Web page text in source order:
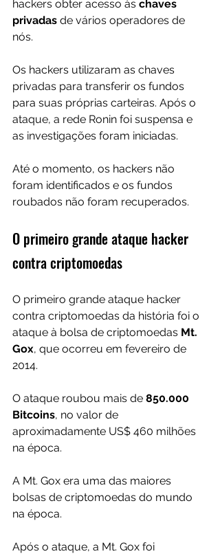
hackers obter acesso às chaves
privadas de vários operadores de
nós.
Os hackers utilizaram as chaves
privadas para transferir os fundos
para suas próprias carteiras. Após o
ataque, a rede Ronin foi suspensa e
as investigações foram iniciadas.
Até o momento, os hackers não
foram identificados e os fundos
roubados não foram recuperados.
O primeiro grande ataque hacker
contra criptomoedas
O primeiro grande ataque hacker
contra criptomoedas da história foi o
ataque à bolsa de criptomoedas Mt.
Gox, que ocorreu em fevereiro de
2014.
O ataque roubou mais de 850.000
Bitcoins, no valor de
aproximadamente US$ 460 milhões
na época.
A Mt. Gox era uma das maiores
bolsas de criptomoedas do mundo
na época.
Após o ataque, a Mt. Gox foi